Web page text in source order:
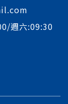
週六:09:30